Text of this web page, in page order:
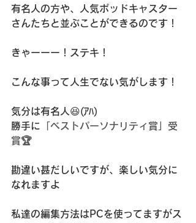
有名人の方や、人気ポッドキャスター
さんたちと並ぶことができるのです！
きゃーーー！ステキ！
こんな事って人生でない気がします！
気分は有名人😆(ｱﾊ)
勝手に
ベストパーソナリティ賞」受
賞🏆
勘違い甚だしいですが、楽しい気分に
なれますよ
私達の編集方法はPCを使ってますがス